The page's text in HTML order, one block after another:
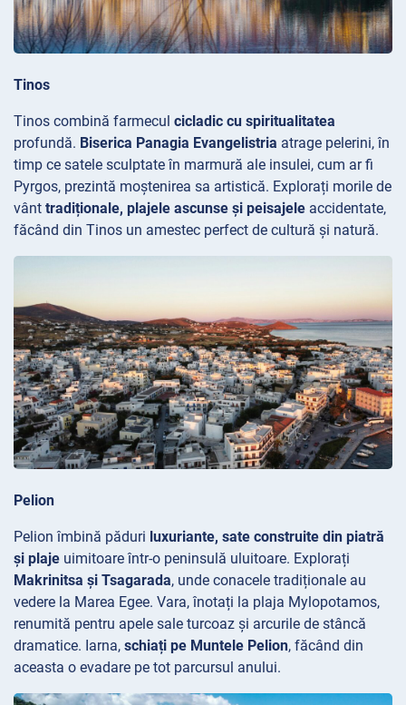
Tinos
Tinos combină farmecul cicladic cu spiritualitatea
profundă. Biserica Panagia Evangelistria atrage pelerini, în
timp ce satele sculptate în marmură ale insulei, cum ar fi
Pyrgos, prezintă moștenirea sa artistică. Explorați morile de
vânt tradiționale, plajele ascunse și peisajele accidentate,
făcând din Tinos un amestec perfect de cultură și natură.
Pelion
Pelion îmbină păduri luxuriante, sate construite din piatră
și plaje uimitoare într-o peninsulă uluitoare. Explorați
Makrinitsa și Tsagarada, unde conacele tradiționale au
vedere la Marea Egee. Vara, înotați la plaja Mylopotamos,
renumită pentru apele sale turcoaz și arcurile de stâncă
dramatice. Iarna, schiați pe Muntele Pelion, făcând din
aceasta o evadare pe tot parcursul anului.